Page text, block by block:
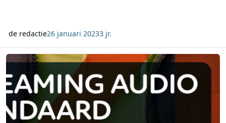
de redactie26 januari 20233 jr.
NMO Streaming Audio Standaard januari 2023